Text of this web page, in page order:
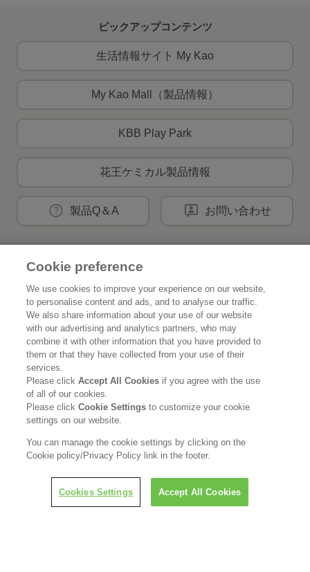
ピックアップコンテンツ
生活情報サイト My Kao
My Kao Mall（製品情報）
KBB Play Park
花王ケミカル製品情報
製品Q＆A お問い合わせ
花王公式SNSアカウント
Home 花王について
サステナビリティ
ブランド 投資家情報
利用者情報の外部送信 ソーシャルメディアポリシー
Cookie preference
We use cookies to improve your experience on our website,
to personalise content and ads, and to analyse our traffic.
We also share information about your use of our website
with our advertising and analytics partners, who may
combine it with other information that you have provided to
them or that they have collected from your use of their
services.
Please clickAccept All Cookies if you agree with the use
of all of our cookies.
Please clickCookie Settingsto customize your cookie
settings on our website.
You can manage the cookie settings by clicking on the
Cookie policy/Privacy Policy link in the footer.
Cookies Settings Accept All Cookies